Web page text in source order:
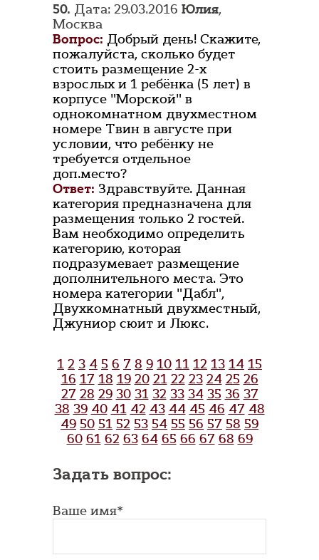
50. Дата: 29.03.2016 Юлия,
Москва
Вопрос: Добрый день! Скажите,
пожалуйста, сколько будет
стоить размещение 2-х
взрослых и 1 ребёнка (5 лет) в
корпусе "Морской" в
однокомнатном двухместном
номере Твин в августе при
условии, что ребёнку не
требуется отдельное
доп.место?
Ответ: Здравствуйте. Данная
категория предназначена для
размещения только 2 гостей.
Вам необходимо определить
категорию, которая
подразумевает размещение
дополнительного места. Это
номера категории "Дабл",
Двухкомнатный двухместный,
Джуниор сюит и Люкс.
1 2 3 4 5 6 7 8 9 10 11 12 13 14 15
16 17 18 19 20 21 22 23 24 25 26
27 28 29 30 31 32 33 34 35 36 37
38 39 40 41 42 43 44 45 46 47 48
49 50 51 52 53 54 55 56 57 58 59
60 61 62 63 64 65 66 67 68 69
Задать вопрос:
Ваше имя*